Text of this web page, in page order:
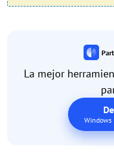
La mejor